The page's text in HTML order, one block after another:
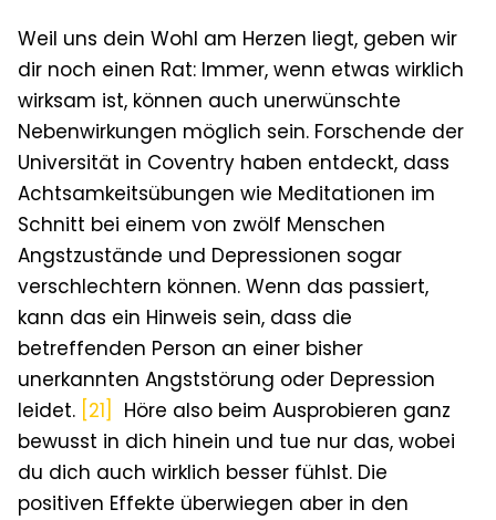
Weil uns dein Wohl am Herzen liegt, geben wir
dir noch einen Rat: Immer, wenn etwas wirklich
wirksam ist, können auch unerwünschte
Nebenwirkungen möglich sein. Forschende der
Universität in Coventry haben entdeckt, dass
Achtsamkeitsübungen wie Meditationen im
Schnitt bei einem von zwölf Menschen
Angstzustände und Depressionen sogar
verschlechtern können. Wenn das passiert,
kann das ein Hinweis sein, dass die
betreffenden Person an einer bisher
unerkannten Angststörung oder Depression
leidet. [21]
Höre also beim Ausprobieren ganz
bewusst in dich hinein und tue nur das, wobei
du dich auch wirklich besser fühlst. Die
positiven Effekte überwiegen aber in den